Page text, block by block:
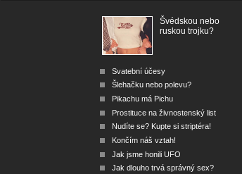
Švédskou nebo
ruskou trojku?
Svatební účesy
Šlehačku nebo polevu?
Pikachu má Pichu
Prostituce na živnostenský list
Nudíte se? Kupte si striptéra!
Končím náš vztah!
Jak jsme honili UFO
Jak dlouho trvá správný sex?